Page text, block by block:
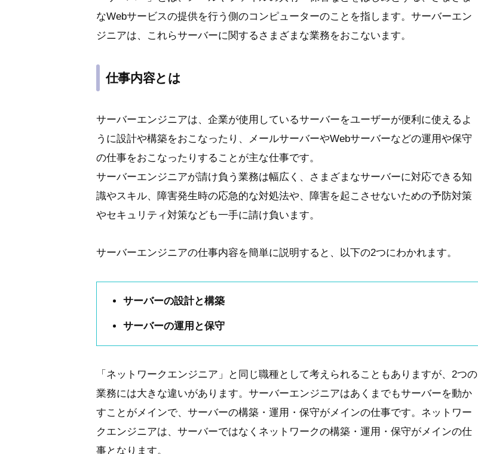
なWebサービスの提供を行う側のコンピューターのことを指します。サーバーエン
ジニアは、これらサーバーに関するさまざまな業務をおこないます。
仕事内容とは
サーバーエンジニアは、企業が使用しているサーバーをユーザーが便利に使えるよ
うに設計や構築をおこなったり、メールサーバーやWebサーバーなどの運用や保守
の仕事をおこなったりすることが主な仕事です。
サーバーエンジニアが請け負う業務は幅広く、さまざまなサーバーに対応できる知
識やスキル、障害発生時の応急的な対処法や、障害を起こさせないための予防対策
やセキュリティ対策なども一手に請け負います。
サーバーエンジニアの仕事内容を簡単に説明すると、以下の2つにわかれます。
サーバーの設計と構築
サーバーの運用と保守
「ネットワークエンジニア」と同じ職種として考えられることもありますが、2つの
業務には大きな違いがあります。サーバーエンジニアはあくまでもサーバーを動か
すことがメインで、サーバーの構築・運用・保守がメインの仕事です。ネットワー
クエンジニアは、サーバーではなくネットワークの構築・運用・保守がメインの仕
事となります。